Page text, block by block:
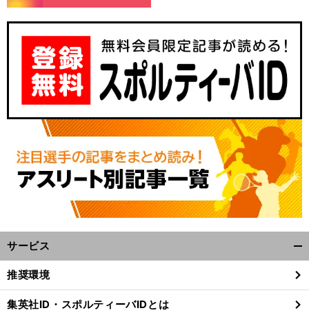
サービス
閉
る
推奨環境
集英社ID・スポルティーバIDとは